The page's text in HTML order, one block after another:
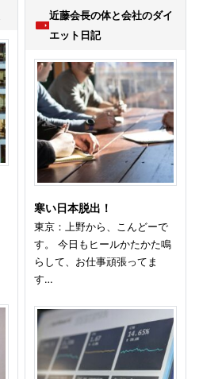
近藤会長の体と会社のダイ
エット日記
寒い日本脱出！
東京：上野から、こんどーで
す。 今日もヒールかたかた鳴
らして、お仕事頑張ってま
す…